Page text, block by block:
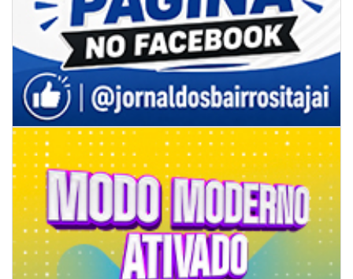
08/08/2026 | 07:00
8º Capoezade promove semana de oficinas gratuitas e atividades
culturais em Itajaí
GERAL